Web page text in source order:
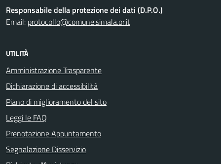
Responsabile della protezione dei dati (D.P.O.)
Email: protocollo@comune.simala.or.it
UTILITÀ
Amministrazione Trasparente
Dichiarazione di accessibilità
Piano di miglioramento del sito
Leggi le FAQ
Prenotazione Appuntamento
Segnalazione Disservizio